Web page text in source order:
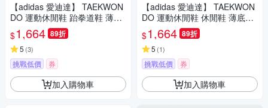
【adidas 愛迪達】 TAEKWON
DO 運動休閒鞋 跆拳道鞋 薄底
鞋 女鞋 - Originals JS3317
$1,664 89折
5 (3)
挑戰低價 券
加入購物車
【adidas 愛迪達】 TAEKWON
DO 運動休閒鞋 休閒鞋 薄底鞋
男鞋/女鞋 - Originals JS1193
$1,664 89折
5 (1)
挑戰低價 券
加入購物車